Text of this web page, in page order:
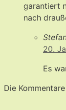
garantiert
nach
20.
Es
Die